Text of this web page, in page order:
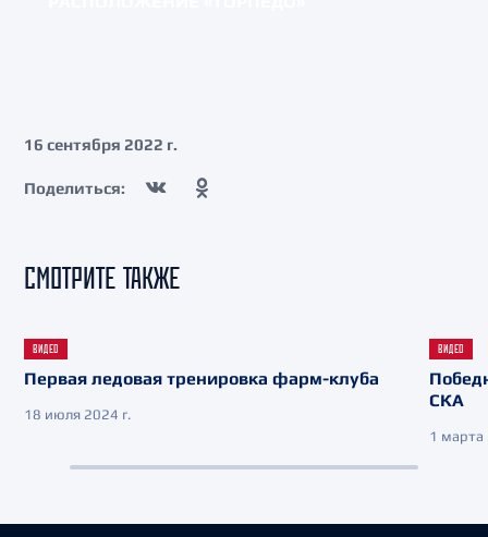
16 сентября 2022 г.
Поделиться:
СМОТРИТЕ ТАКЖЕ
ВИДЕО
Первая ледовая тренировка фарм-клуба
18 июля 2024 г.
ВИДЕО
СКА
1 марта